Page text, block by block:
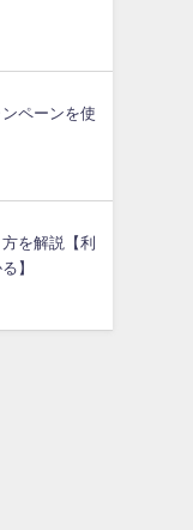
ンペーンを使
を解説【利
】